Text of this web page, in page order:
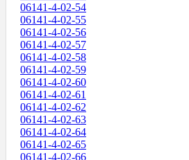
06141-4-02-54
06141-4-02-55
06141-4-02-56
06141-4-02-57
06141-4-02-58
06141-4-02-59
06141-4-02-60
06141-4-02-61
06141-4-02-62
06141-4-02-63
06141-4-02-64
06141-4-02-65
06141-4-02-66